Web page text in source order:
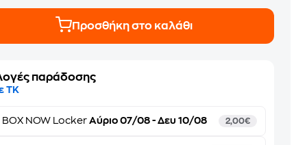
Προσθήκη στο καλάθι
παράδοσης
ΤΚ
BOX NOW Locker Αύριο 07/08 - Δευ 10/08 2,00€